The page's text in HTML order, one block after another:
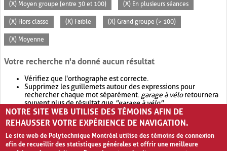
(X) Moyen groupe (entre 30 et 100) (X) En plusieurs séances
(X) Hors classe (X) Faible (X) Grand groupe (> 100)
(X) Moyenne
Votre recherche n'a donné aucun résultat
Vérifiez que l'orthographe est correcte.
Supprimez les guillemets autour des expressions pour
rechercher chaque mot séparément. garage à véloretournera
souvent plus de résultat que"garage à vélo".
Envisagez d'élargir votre recherche avec OR.garage OR vélo
retournera souvent plus de résultat quegarage à vélo
NOTRE SITE WEB UTILISE DES TÉMOINS AFIN DE
REHAUSSER VOTRE EXPÉRIENCE DE NAVIGATION.
Le site web de Polytechnique Montréal utilise des témoins de connexion
afin de recueillir des statistiques générales et offrir une meilleure